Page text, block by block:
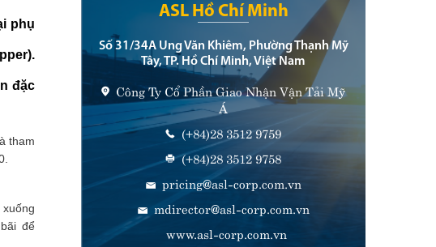
phụ
đặc
tham
để
ASL Hồ Chí Minh
Số 31/34A Ung Văn Khiêm, Phường Thạnh Mỹ
Tây, TP. Hồ Chí Minh, Việt Nam
Công Ty Cổ Phần Giao Nhận Vận Tải Mỹ
Á
(+84)28 3512 9759
(+84)28 3512 9758
pricing@asl-corp.com.vn
mdirector@asl-corp.com.vn
www.asl-corp.com.vn